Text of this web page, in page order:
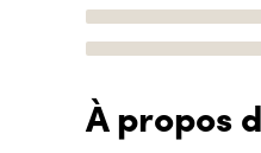
À propos